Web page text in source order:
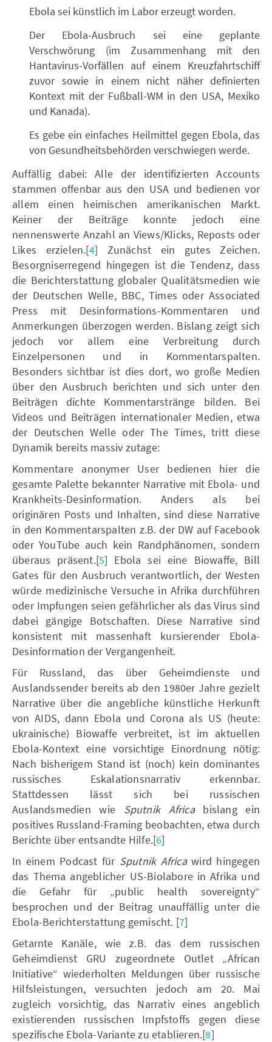
Ebola sei künstlich im Labor erzeugt worden.
Der Ebola-Ausbruch sei eine geplante
Verschwörung (im Zusammenhang mit den
Hantavirus-Vorfällen auf einem Kreuzfahrtschiff
zuvor sowie in einem nicht näher definierten
Kontext mit der Fußball-WM in den USA, Mexiko
und Kanada).
Es gebe ein einfaches Heilmittel gegen Ebola, das
von Gesundheitsbehörden verschwiegen werde.
Auffällig dabei: Alle der identifizierten Accounts
stammen offenbar aus den USA und bedienen vor
allem einen heimischen amerikanischen Markt.
Keiner der Beiträge konnte jedoch eine
nennenswerte Anzahl an Views/Klicks, Reposts oder
Likes erzielen.[4] Zunächst ein gutes Zeichen.
Besorgniserregend hingegen ist die Tendenz, dass
die Berichterstattung globaler Qualitätsmedien wie
der Deutschen Welle, BBC, Times oder Associated
Press mit Desinformations-Kommentaren und
Anmerkungen überzogen werden. Bislang zeigt sich
jedoch vor allem eine Verbreitung durch
Einzelpersonen und in Kommentarspalten.
Besonders sichtbar ist dies dort, wo große Medien
über den Ausbruch berichten und sich unter den
Beiträgen dichte Kommentarstränge bilden. Bei
Videos und Beiträgen internationaler Medien, etwa
der Deutschen Welle oder The Times, tritt diese
Dynamik bereits massiv zutage:
Kommentare anonymer User bedienen hier die
gesamte Palette bekannter Narrative mit Ebola- und
Krankheits-Desinformation. Anders als bei
originären Posts und Inhalten, sind diese Narrative
in den Kommentarspalten z.B. der DW auf Facebook
oder YouTube auch kein Randphänomen, sondern
überaus präsent.[5] Ebola sei eine Biowaffe, Bill
Gates für den Ausbruch verantwortlich, der Westen
würde medizinische Versuche in Afrika durchführen
oder Impfungen seien gefährlicher als das Virus sind
dabei gängige Botschaften. Diese Narrative sind
konsistent mit massenhaft kursierender Ebola-
Desinformation der Vergangenheit.
Für Russland, das über Geheimdienste und
Auslandssender bereits ab den 1980er Jahre gezielt
Narrative über die angebliche künstliche Herkunft
von AIDS, dann Ebola und Corona als US (heute:
ukrainische) Biowaffe verbreitet, ist im aktuellen
Ebola-Kontext eine vorsichtige Einordnung nötig:
Nach bisherigem Stand ist (noch) kein dominantes
russisches Eskalationsnarrativ erkennbar.
Stattdessen lässt sich bei russischen
Auslandsmedien wie Sputnik Africabislang ein
positives Russland-Framing beobachten, etwa durch
Berichte über entsandte Hilfe.[6]
In einem Podcast für Sputnik Africawird hingegen
das Thema angeblicher US-Biolabore in Afrika und
die Gefahr für „public health sovereignty“
besprochen und der Beitrag unauffällig unter die
Ebola-Berichterstattung gemischt. [7]
Getarnte Kanäle, wie z.B. das dem russischen
Geheimdienst GRU zugeordnete Outlet „African
Initiative“ wiederholten Meldungen über russische
Hilfsleistungen, versuchten jedoch am 20. Mai
zugleich vorsichtig, das Narrativ eines angeblich
existierenden russischen Impfstoffs gegen diese
spezifische Ebola-Variante zu etablieren.[8]